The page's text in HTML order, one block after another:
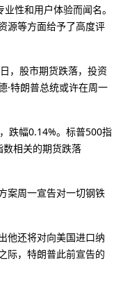
性和用户体验而闻名。
源等方面给予了高度评
，股市期货跌落，投资
·特朗普总统或许在周一
跌幅0.14%。标普500指
相关的期货跌落
案周一宣告对一切钢铁
他还将对向美国进口纳
际，特朗普此前宣告的